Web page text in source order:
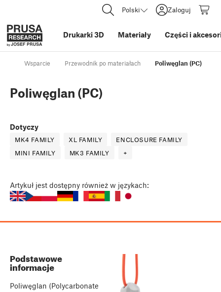
Polski Zaloguj
Drukarki 3D Materiały Części i
Wsparcie Przewodnik po materiałach Poliwęglan (PC)
Poliwęglan (PC)
Dotyczy
MK4 FAMILY XL FAMILY
ENCLOSURE FAMILY
MINI FAMILY
MK3 FAMILY +
Artykuł jest dostępny również w językach:
Podstawowe
informacje
Poliwęglan (Polycarbonate